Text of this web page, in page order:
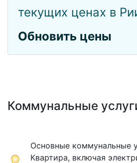
текущих ценах в
Обновить цены
Коммунальные
Основные коммунальные
Квартира, включая